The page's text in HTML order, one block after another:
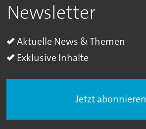
Newsletter
Aktuelle News & Themen
Exklusive Inhalte
Jetzt abonnieren